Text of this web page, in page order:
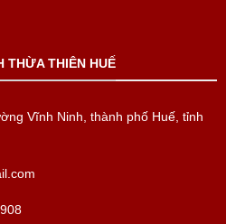
THỪA THIÊN HUẾ
Vĩnh Ninh, thành phố Huế, tỉnh